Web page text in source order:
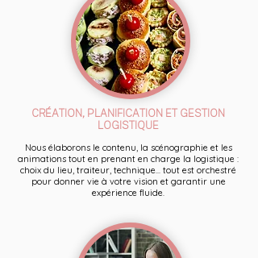
CRÉATION, PLANIFICATION ET GESTION
LOGISTIQUE
Nous élaborons le contenu, la scénographie et les
animations tout en prenant en charge la logistique :
choix du lieu, traiteur, technique... tout est orchestré
pour donner vie à votre vision et garantir une
expérience fluide.